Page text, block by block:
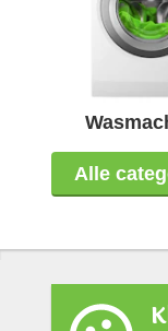
Alle